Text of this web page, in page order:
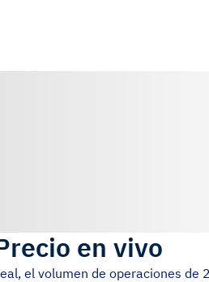
en vivo
el volumen de operaciones